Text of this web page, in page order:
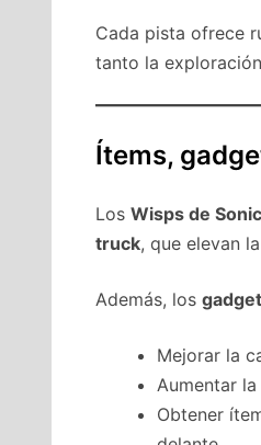
Cada pista ofrece
tanto la
Ítems,
Los Wisps de
truck, que elevan
Además, los
Mejorar la
Aumentar
Obtener